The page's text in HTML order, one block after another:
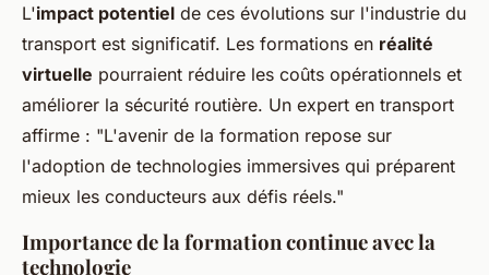
L'impact potentiel de ces évolutions sur l'industrie du
transport est significatif. Les formations en réalité
virtuelle pourraient réduire les coûts opérationnels et
améliorer la sécurité routière. Un expert en transport
affirme : "L'avenir de la formation repose sur
l'adoption de technologies immersives qui préparent
mieux les conducteurs aux défis réels."
Importance de la formation continue avec la
technologie